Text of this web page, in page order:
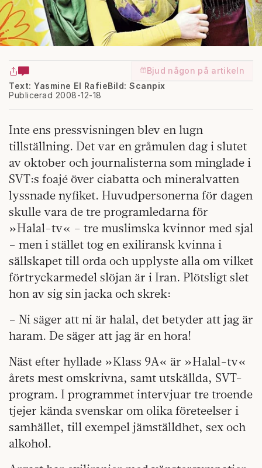
Bjud någon på artikeln
Text: Yasmine El Rafie
Publicerad 2008-12-18
Bild: Scanpix
Inte ens pressvisningen blev en lugn
tillställning. Det var en gråmulen dag i slutet
av oktober och journalisterna som minglade i
SVT:s foajé över ciabatta och mineralvatten
lyssnade nyfiket. Huvudpersonerna för dagen
skulle vara de tre programledarna för
»Halal-tv« – tre muslimska kvinnor med sjal
– men i stället tog en exiliransk kvinna i
sällskapet till orda och upplyste alla om vilket
förtryckarmedel slöjan är i Iran. Plötsligt slet
hon av sig sin jacka och skrek:
– Ni säger att ni är halal, det betyder att jag är
haram. De säger att jag är en hora!
Näst efter hyllade »Klass 9A« är »Halal-tv«
årets mest omskrivna, samt utskällda, SVT-
program. I programmet intervjuar tre troende
tjejer kända svenskar om olika företeelser i
samhället, till exempel jämställdhet, sex och
alkohol.